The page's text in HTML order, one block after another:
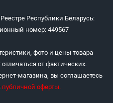
Республики Беларусь:
номер: 449567
фото и цены товара
от фактических.
магазина, вы соглашаетесь
публичной оферты.